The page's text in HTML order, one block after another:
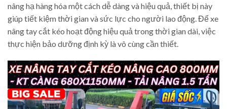
nâng hạ hàng hóa một cách dễ dàng và hiệu quả, thiết bị này
giúp tiết kiệm thời gian và sức lực cho người lao động. Để xe
nâng tay cắt kéo hoạt động hiệu quả trong thời gian dài, việc
thực hiện bảo dưỡng định kỳ là vô cùng cần thiết.